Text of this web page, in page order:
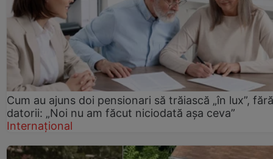
Cum au ajuns doi pensionari să trăiască „în lux”, fără
datorii: „Noi nu am făcut niciodată așa ceva”
Internațional